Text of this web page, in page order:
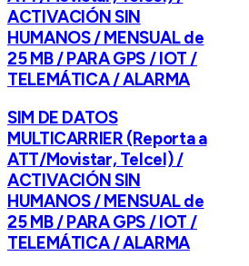
ACTIVACIÓN SIN
HUMANOS / MENSUAL de
25 MB / PARA GPS / IOT /
TELEMÁTICA / ALARMA
SIM DE DATOS
MULTICARRIER (Reporta a
ATT/Movistar, Telcel) /
ACTIVACIÓN SIN
HUMANOS / MENSUAL de
25 MB / PARA GPS / IOT /
TELEMÁTICA / ALARMA